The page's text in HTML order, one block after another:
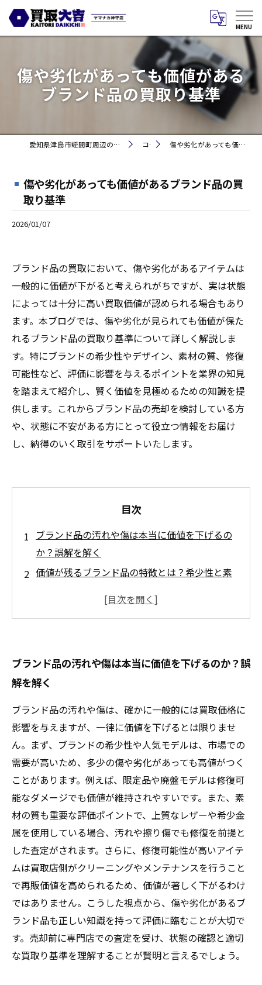
傷や劣化があっても価値がある
ブランド品の買取り基準
愛知県津島市蛭間町周辺のお買取りなら買取大吉 ヤマナカ神守店 コラム 傷や劣化があっても価値があるブランド品の買取り基準
傷や劣化があっても価値があるブランド品の買
取り基準
2026/01/07
ブランド品の買取において、傷や劣化があるアイテムは
一般的に価値が下がると考えられがちですが、実は状態
によっては十分に高い買取価値が認められる場合もあり
ます。本ブログでは、傷や劣化が見られても価値が保た
れるブランド品の買取り基準について詳しく解説しま
す。特にブランドの希少性やデザイン、素材の質、修復
可能性など、評価に影響を与えるポイントを業界の知見
を踏まえて紹介し、賢く価値を見極めるための知識を提
供します。これからブランド品の売却を検討している方
や、状態に不安がある方にとって役立つ情報をお届け
し、納得のいく取引をサポートいたします。
目次
ブランド品の汚れや傷は本当に価値を下げるの
か？誤解を解く
価値が残るブランド品の特徴とは？希少性と素
劣化しても買取価格がつく理由と修復可能性の
評価基準
納得の取引を実現するために知っておくべき買
取のコツ
傷や劣化があってもあきらめない！高く売るた
めの秘訣
状態不安でも安心！ブランド品買取の基準をマ
スターしよう
ブランド品の汚れや傷は本当に価値を下げるのか？誤
解を解く
ブランド品の汚れや傷は、確かに一般的には買取価格に
影響を与えますが、一律に価値を下げるとは限りませ
ん。まず、ブランドの希少性や人気モデルは、市場での
需要が高いため、多少の傷や劣化があっても高値がつく
ことがあります。例えば、限定品や廃盤モデルは修復可
能なダメージでも価値が維持されやすいです。また、素
材の質も重要な評価ポイントで、上質なレザーや希少金
属を使用している場合、汚れや擦り傷でも修復を前提と
した査定がされます。さらに、修復可能性が高いアイテ
ムは買取店側がクリーニングやメンテナンスを行うこと
で再販価値を高められるため、価値が著しく下がるわけ
ではありません。こうした視点から、傷や劣化があるブ
ランド品も正しい知識を持って評価に臨むことが大切で
す。売却前に専門店での査定を受け、状態の確認と適切
な買取り基準を理解することが賢明と言えるでしょう。